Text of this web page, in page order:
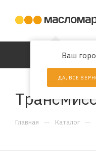
Ваш
ДА, ВСЕ
КАТАЛОГ
Главная — Каталог —